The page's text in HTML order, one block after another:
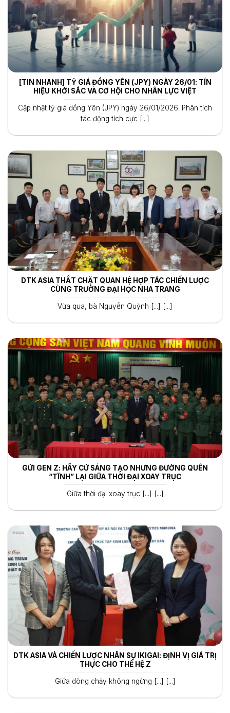
[TIN NHANH] TỶ GIÁ ĐỒNG YÊN (JPY) NGÀY 26/01: TÍN
HIỆU KHỞI SẮC VÀ CƠ HỘI CHO NHÂN LỰC VIỆT
Cập nhật tỷ giá đồng Yên (JPY) ngày 26/01/2026. Phân tích
tác động tích cực [...]
DTK ASIA THẮT CHẶT QUAN HỆ HỢP TÁC CHIẾN LƯỢC
CÙNG TRƯỜNG ĐẠI HỌC NHA TRANG
Vừa qua, bà Nguyễn Quỳnh [...] [...]
GỬI GEN Z: HÃY CỨ SÁNG TẠO NHƯNG ĐƯỜNG QUÊN
“TĨNH” LẠI GIỮA THỜI ĐẠI XOAY TRỤC
Giữa thời đại xoay trục [...] [...]
DTK ASIA VÀ CHIẾN LƯỢC NHÂN SỰ IKIGAI: ĐỊNH VỊ GIÁ TRỊ
THỰC CHO THẾ HỆ Z
Giữa dòng chảy không ngừng [...] [...]